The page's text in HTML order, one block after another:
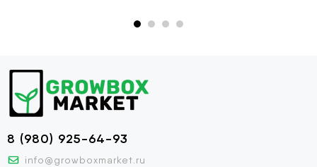
8 (980) 925-64-93
info@growboxmarket.ru